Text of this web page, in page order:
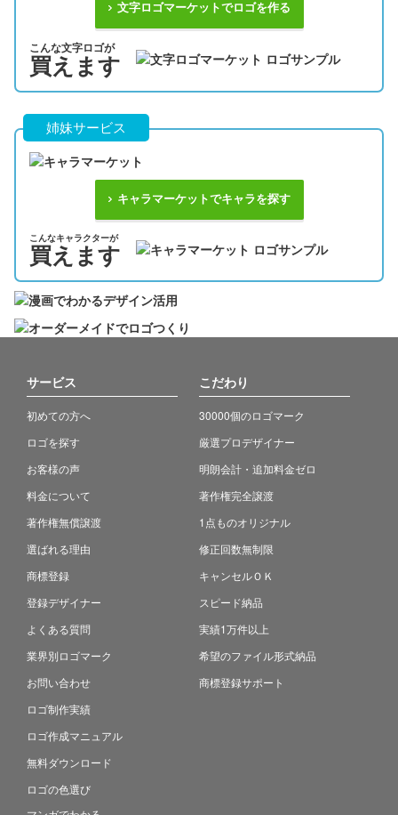
文字ロゴマーケットでロゴを作る
こんな文字ロゴが
買えます
姉妹サービス
キャラマーケットでキャラを探す
こんなキャラクターが
買えます
サービス
初めての方へ
ロゴを探す
お客様の声
料金について
著作権無償譲渡
選ばれる理由
商標登録
登録デザイナー
よくある質問
業界別ロゴマーク
お問い合わせ
ロゴ制作実績
ロゴ作成マニュアル
無料ダウンロード
ロゴの色選び
こだわり
30000個のロゴマーク
厳選プロデザイナー
明朗会計・追加料金ゼロ
著作権完全譲渡
1点ものオリジナル
修正回数無制限
キャンセルＯＫ
スピード納品
実績1万件以上
希望のファイル形式納品
商標登録サポート